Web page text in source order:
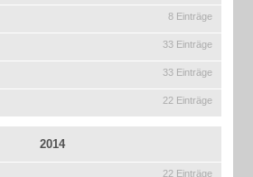
8 Einträge
33 Einträge
33 Einträge
22 Einträge
2014
22 Einträge